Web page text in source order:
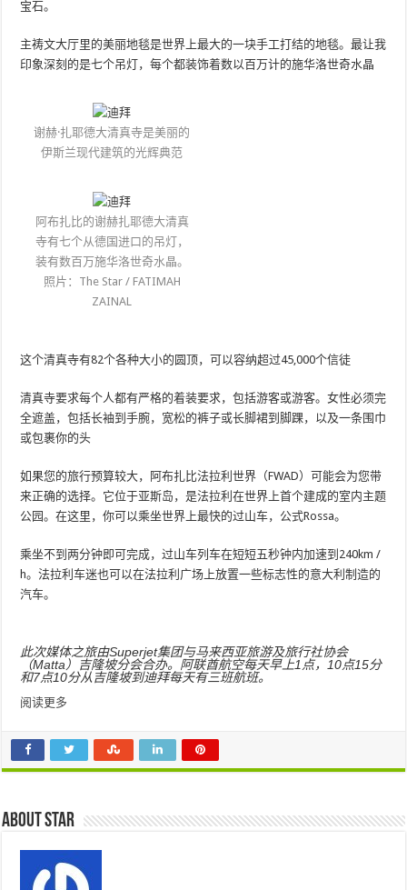
宝石。
主祷文大厅里的美丽地毯是世界上最大的一块手工打结的地毯。最让我
印象深刻的是七个吊灯，每个都装饰着数以百万计的施华洛世奇水晶
谢赫·扎耶德大清真寺是美丽的
伊斯兰现代建筑的光辉典范
阿布扎比的谢赫扎耶德大清真
寺有七个从德国进口的吊灯，
装有数百万施华洛世奇水晶。
照片：The Star / FATIMAH
ZAINAL
这个清真寺有82个各种大小的圆顶，可以容纳超过45,000个信徒
清真寺要求每个人都有严格的着装要求，包括游客或游客。女性必须完
全遮盖，包括长袖到手腕，宽松的裤子或长脚裙到脚踝，以及一条围巾
或包裹你的头
如果您的旅行预算较大，阿布扎比法拉利世界（FWAD）可能会为您带
来正确的选择。它位于亚斯岛，是法拉利在世界上首个建成的室内主题
公园。在这里，你可以乘坐世界上最快的过山车，公式Rossa。
乘坐不到两分钟即可完成，过山车列车在短短五秒钟内加速到240km /
h。法拉利车迷也可以在法拉利广场上放置一些标志性的意大利制造的
汽车。
此次媒体之旅由Superjet集团与马来西亚旅游及旅行社协会
（Matta）吉隆坡分会合办。阿联酋航空每天早上1点，10点15分
和7点10分从吉隆坡到迪拜每天有三班航班。
阅读更多
About star